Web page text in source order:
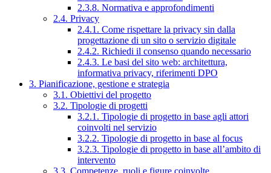
2.3.8. Normativa e approfondimenti
2.4. Privacy
2.4.1. Come rispettare la privacy sin dalla
progettazione di un sito o servizio digitale
2.4.2. Richiedi il consenso quando necessario
2.4.3. Le basi del sito web: architettura,
informativa privacy, riferimenti DPO
3. Pianificazione, gestione e strategia
3.1. Obiettivi del progetto
3.2. Tipologie di progetti
3.2.1. Tipologie di progetto in base agli attori
coinvolti nel servizio
3.2.2. Tipologie di progetto in base al focus
3.2.3. Tipologie di progetto in base all’ambito di
intervento
3.3. Competenze, ruoli e figure coinvolte